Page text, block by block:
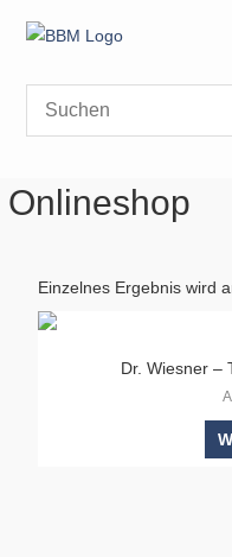
Inhalt
Onlineshop
Einzelnes Ergebnis wird
Dr. Wiesner –